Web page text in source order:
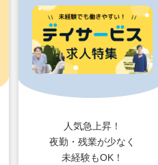
人気急上昇！
夜勤・残業が少なく
未経験もOK！